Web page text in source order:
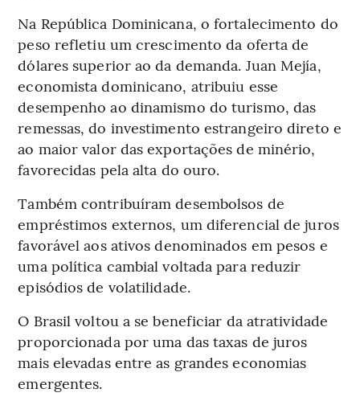
Na República Dominicana, o fortalecimento do
peso refletiu um crescimento da oferta de
dólares superior ao da demanda. Juan Mejía,
economista dominicano, atribuiu esse
desempenho ao dinamismo do turismo, das
remessas, do investimento estrangeiro direto e
ao maior valor das exportações de minério,
favorecidas pela alta do ouro.
Também contribuíram desembolsos de
empréstimos externos, um diferencial de juros
favorável aos ativos denominados em pesos e
uma política cambial voltada para reduzir
episódios de volatilidade.
O Brasil voltou a se beneficiar da atratividade
proporcionada por uma das taxas de juros
mais elevadas entre as grandes economias
emergentes.